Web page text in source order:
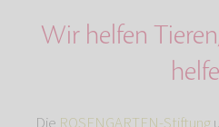
Wir helfen